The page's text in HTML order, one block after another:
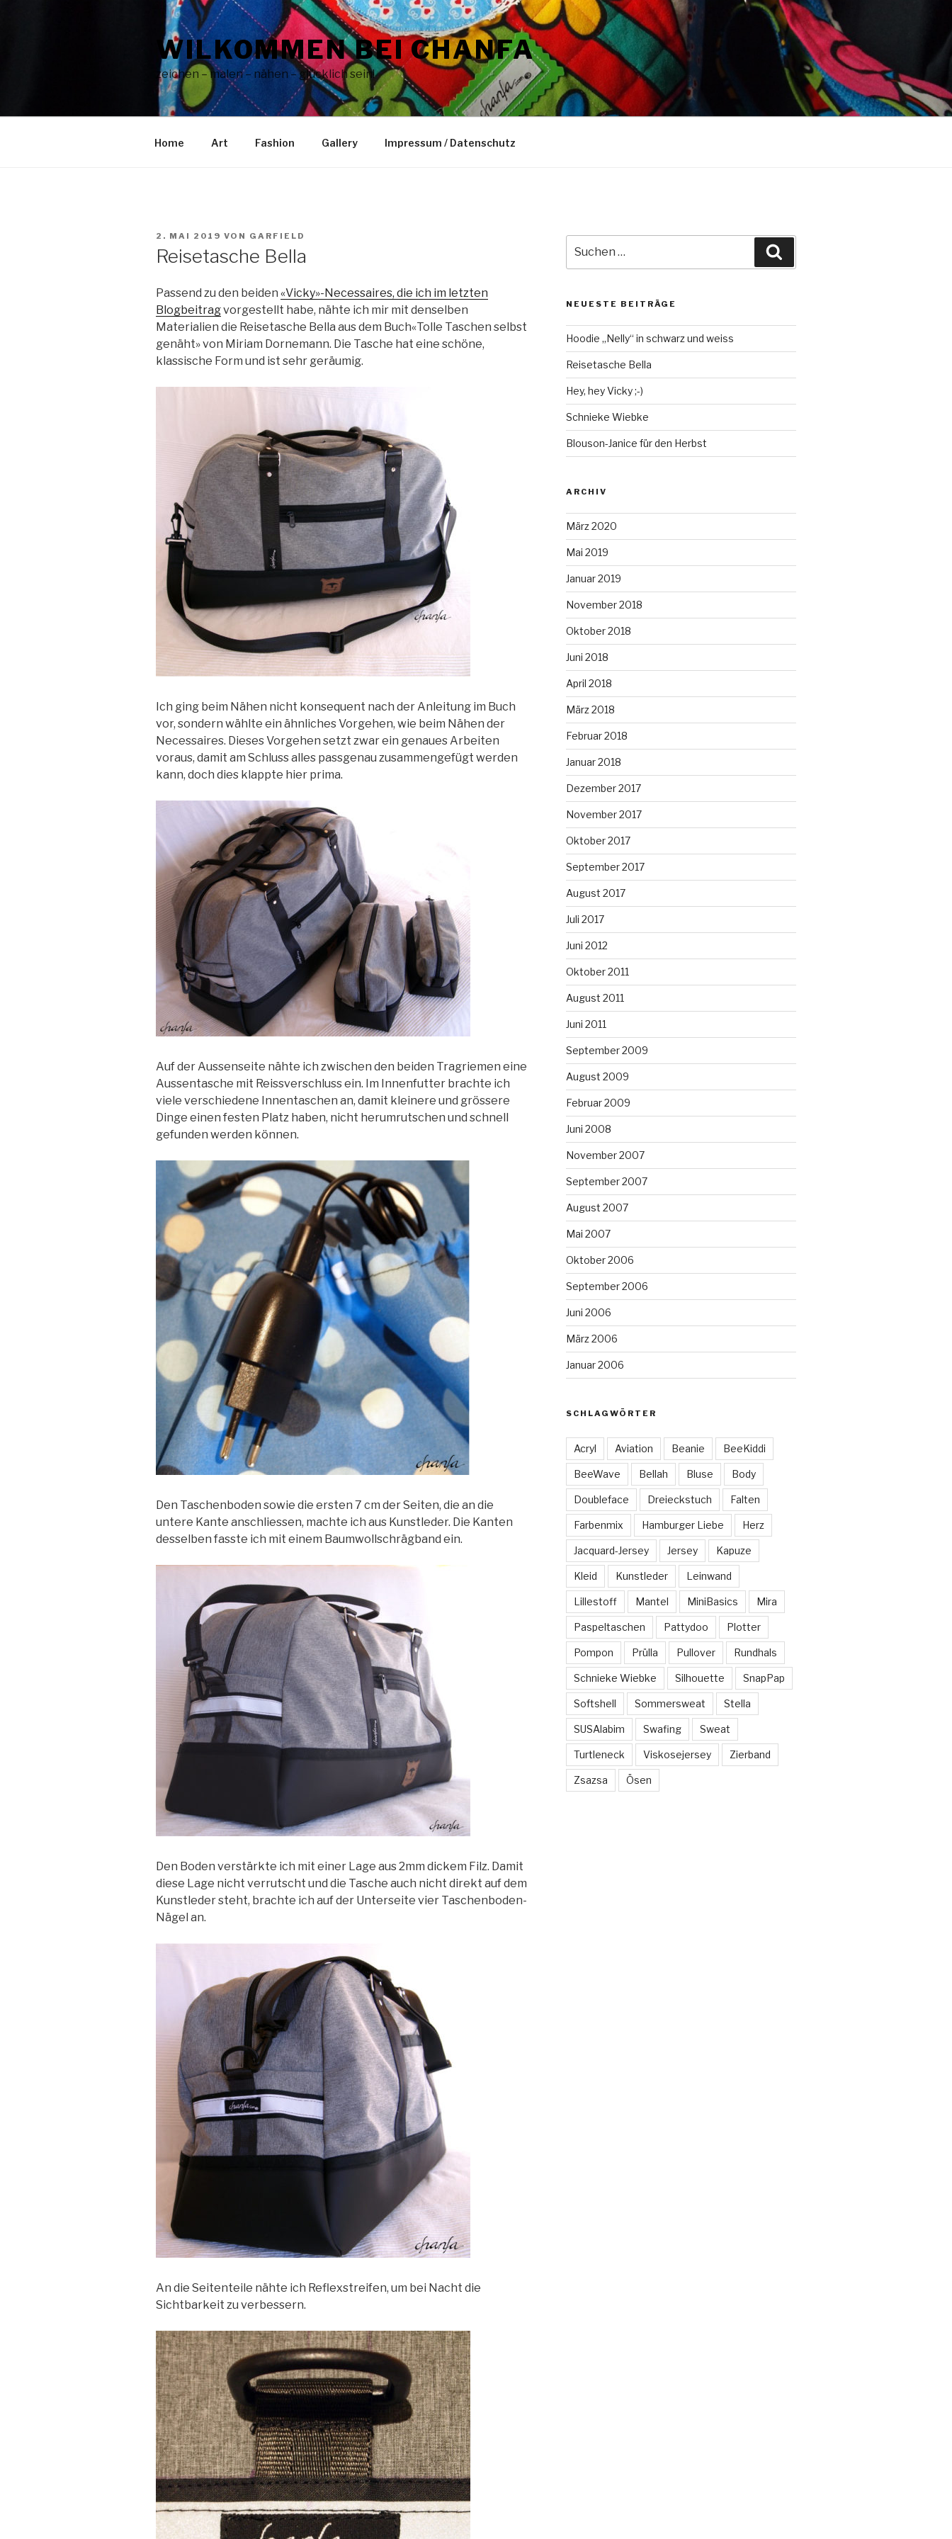
WILKOMMEN BEI CHANFA
zeichen – malen – nähen – glücklich sein!
Home Art Fashion Gallery Impressum / Datenschutz
VERÖFFENTLICHT
2. MAI 2019 VON GARFIELD
Reisetasche Bella
Passend zu den beiden «Vicky»-Necessaires, die ich im letzten
Blogbeitragvorgestellt habe, nähte ich mir mit denselben
Materialien die Reisetasche Bella aus dem Buch«Tolle Taschen selbst
genäht» von Miriam Dornemann. Die Tasche hat eine schöne,
klassische Form und ist sehr geräumig.
Ich ging beim Nähen nicht konsequent nach der Anleitung im Buch
vor, sondern wählte ein ähnliches Vorgehen, wie beim Nähen der
Necessaires. Dieses Vorgehen setzt zwar ein genaues Arbeiten
voraus, damit am Schluss alles passgenau zusammengefügt werden
kann, doch dies klappte hier prima.
Auf der Aussenseite nähte ich zwischen den beiden Tragriemen eine
Aussentasche mit Reissverschluss ein. Im Innenfutter brachte ich
viele verschiedene Innentaschen an, damit kleinere und grössere
Dinge einen festen Platz haben, nicht herumrutschen und schnell
gefunden werden können.
Den Taschenboden sowie die ersten 7 cm der Seiten, die an die
untere Kante anschliessen, machte ich aus Kunstleder. Die Kanten
desselben fasste ich mit einem Baumwollschrägband ein.
Den Boden verstärkte ich mit einer Lage aus 2mm dickem Filz. Damit
diese Lage nicht verrutscht und die Tasche auch nicht direkt auf dem
Kunstleder steht, brachte ich auf der Unterseite vier Taschenboden-
Nägel an.
An die Seitenteile nähte ich Reflexstreifen, um bei Nacht die
Sichtbarkeit zu verbessern.
nach:
NEUESTE BEITRÄGE
Hoodie „Nelly“ in schwarz und weiss
Reisetasche Bella
Hey, hey Vicky ;-)
Schnieke Wiebke
Blouson-Janice für den Herbst
ARCHIV
März 2020
Mai 2019
Januar 2019
November 2018
Oktober 2018
Juni 2018
April 2018
März 2018
Februar 2018
Januar 2018
Dezember 2017
November 2017
Oktober 2017
September 2017
August 2017
Juli 2017
Juni 2012
Oktober 2011
August 2011
Juni 2011
September 2009
August 2009
Februar 2009
Juni 2008
November 2007
September 2007
August 2007
Mai 2007
Oktober 2006
September 2006
Juni 2006
März 2006
Januar 2006
SCHLAGWÖRTER
Acryl Aviation Beanie BeeKiddi
BeeWave Bellah Bluse Body
Doubleface Dreieckstuch Falten
Farbenmix Hamburger Liebe Herz
Jacquard-Jersey Jersey Kapuze
Kleid Kunstleder Leinwand
Lillestoff Mantel MiniBasics Mira
Paspeltaschen Pattydoo Plotter
Pompon Prülla Pullover Rundhals
Schnieke Wiebke Silhouette SnapPap
Softshell Sommersweat Stella
SUSAlabim Swafing Sweat
Turtleneck Viskosejersey Zierband
Zsazsa Ösen